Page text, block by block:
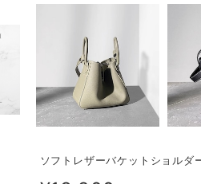
ソフトレザーバケットショルダ